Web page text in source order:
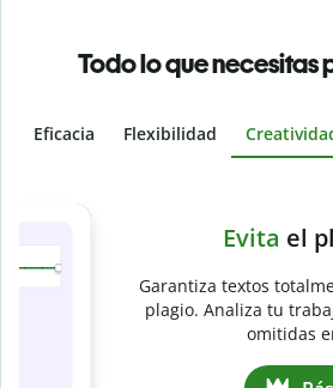
Todo lo que necesitas
Eficacia Flexibilidad
Slide 4 of 6